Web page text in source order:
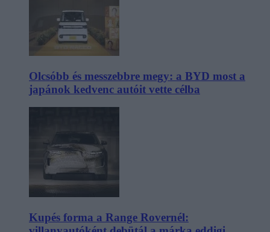
Olcsóbb és messzebbre megy: a BYD most a
japánok kedvenc autóit vette célba
Kupés forma a Range Rovernél: